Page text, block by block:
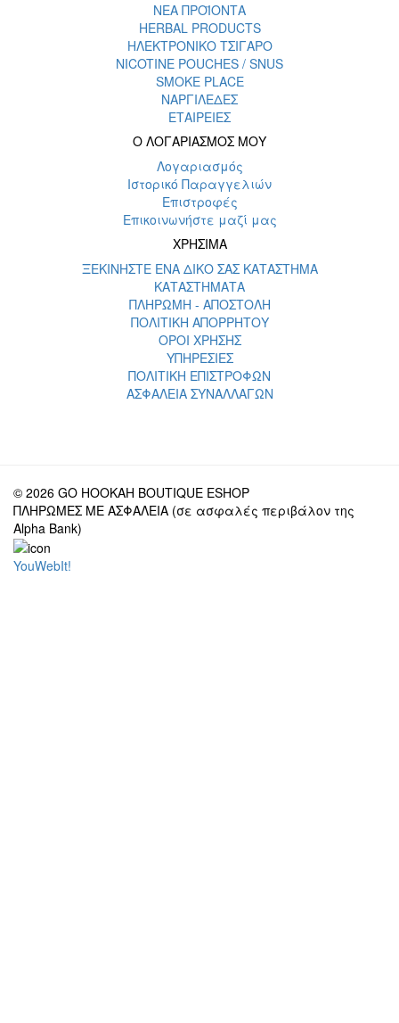
ΝΕΑ ΠΡΟΪΟΝΤΑ
HERBAL PRODUCTS
ΗΛΕΚΤΡΟΝΙΚΟ ΤΣΙΓΑΡΟ
NICOTINE POUCHES / SNUS
SMOKE PLACE
ΝΑΡΓΙΛΕΔΕΣ
ΕΤΑΙΡΕΙΕΣ
Ο ΛΟΓΑΡΙΑΣΜΟΣ ΜΟΥ
Λογαριασμός
Ιστορικό Παραγγελιών
Επιστροφές
Επικοινωνήστε μαζί μας
ΧΡΗΣΙΜΑ
ΞΕΚΙΝΗΣΤΕ ΕΝΑ ΔΙΚΟ ΣΑΣ ΚΑΤΑΣΤΗΜΑ
ΚΑΤΑΣΤΗΜΑΤΑ
ΠΛΗΡΩΜΗ - ΑΠΟΣΤΟΛΗ
ΠΟΛΙΤΙΚΗ ΑΠΟΡΡΗΤΟΥ
ΟΡΟΙ ΧΡΗΣΗΣ
ΥΠΗΡΕΣΙΕΣ
ΠΟΛΙΤΙΚΗ ΕΠΙΣΤΡΟΦΩΝ
ΑΣΦΑΛΕΙΑ ΣΥΝΑΛΛΑΓΩΝ
© 2026 GO HOOKAH BOUTIQUE ESHOP
ΠΛΗΡΩΜΕΣ ΜΕ ΑΣΦΑΛΕΙΑ (σε ασφαλές περιβάλον της
Alpha Bank)
YouWebIt!